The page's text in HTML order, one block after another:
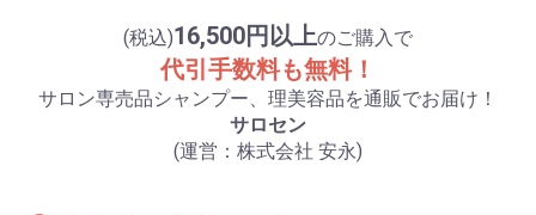
(税込)16,500円以上のご購入で
代引手数料も無料！
サロン専売品シャンプー、理美容品を通販でお届け！
サロセン
(運営：株式会社 安永)